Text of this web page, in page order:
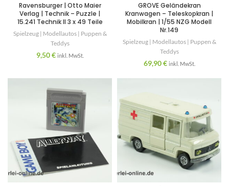
Ravensburger | Otto Maier
Verlag | Technik – Puzzle |
15.241 Technik II 3 x 49 Teile
Spielzeug | Modellautos | Puppen &
Teddys
9,50€ inkl. MwSt.
GROVE Geländekran
Kranwagen – Teleskopkran |
Mobilkran | 1/55 NZG Modell
Nr.149
Spielzeug | Modellautos | Puppen &
Teddys
69,90€ inkl. MwSt.